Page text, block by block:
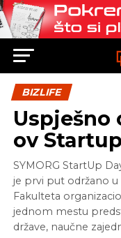
BIZLIFE
Uspješno
ov
SYMORG StartUp
je prvi put održano
Fakulteta
jednom mestu
države, naučne